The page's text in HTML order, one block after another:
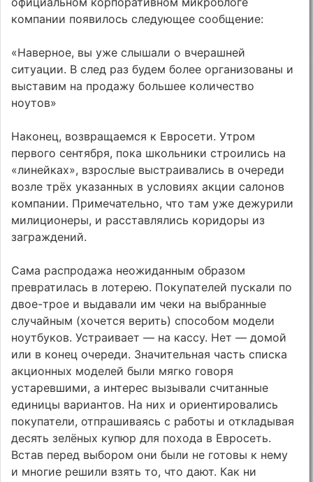
компании появилось следующее сообщение:
«Наверное, вы уже слышали о вчерашней
ситуации. В след раз будем более организованы и
выставим на продажу большее количество
ноутов»
Наконец, возвращаемся к Евросети. Утром
первого сентября, пока школьники строились на
«линейках», взрослые выстраивались в очереди
возле трёх указанных в условиях акции салонов
компании. Примечательно, что там уже дежурили
милиционеры, и расставлялись коридоры из
заграждений.
Сама распродажа неожиданным образом
превратилась в лотерею. Покупателей пускали по
двое-трое и выдавали им чеки на выбранные
случайным (хочется верить) способом модели
ноутбуков. Устраивает — на кассу. Нет — домой
или в конец очереди. Значительная часть списка
акционных моделей были мягко говоря
устаревшими, а интерес вызывали считанные
единицы вариантов. На них и ориентировались
покупатели, отпрашиваясь с работы и откладывая
десять зелёных купюр для похода в Евросеть.
Встав перед выбором они были не готовы к нему
и многие решили взять то, что дают. Как ни